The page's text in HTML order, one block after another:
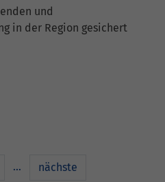
und
in der Region gesichert
… nächste